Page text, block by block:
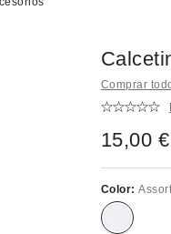
Comprar
15,00 €
Color: